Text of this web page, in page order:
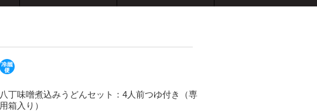
八丁味噌煮込みうどんセット：4人前つゆ付き（専
用箱入り）